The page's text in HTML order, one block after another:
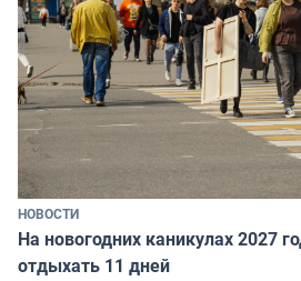
НОВОСТИ
На новогодних каникулах 2027
отдыхать 11 дней